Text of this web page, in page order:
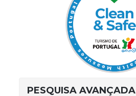
PESQUISA AVANÇADA